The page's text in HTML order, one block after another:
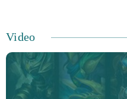
passer dig bedst, uden at
Lær hvordan du kan styre
Video